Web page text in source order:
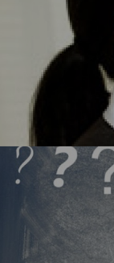
O Espírito
mos
Jesus diz
a…”
Por
Ele
ser,
eendidos